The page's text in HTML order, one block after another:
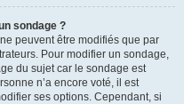
sondage ?
peuvent être modifiés que par
Pour modifier un sondage,
du sujet car le sondage est
n’a encore voté, il est
ses options. Cependant, si